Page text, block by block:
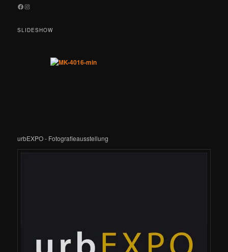
Facebook
Instagram
SLIDESHOW
urbEXPO - Fotografieausstellung